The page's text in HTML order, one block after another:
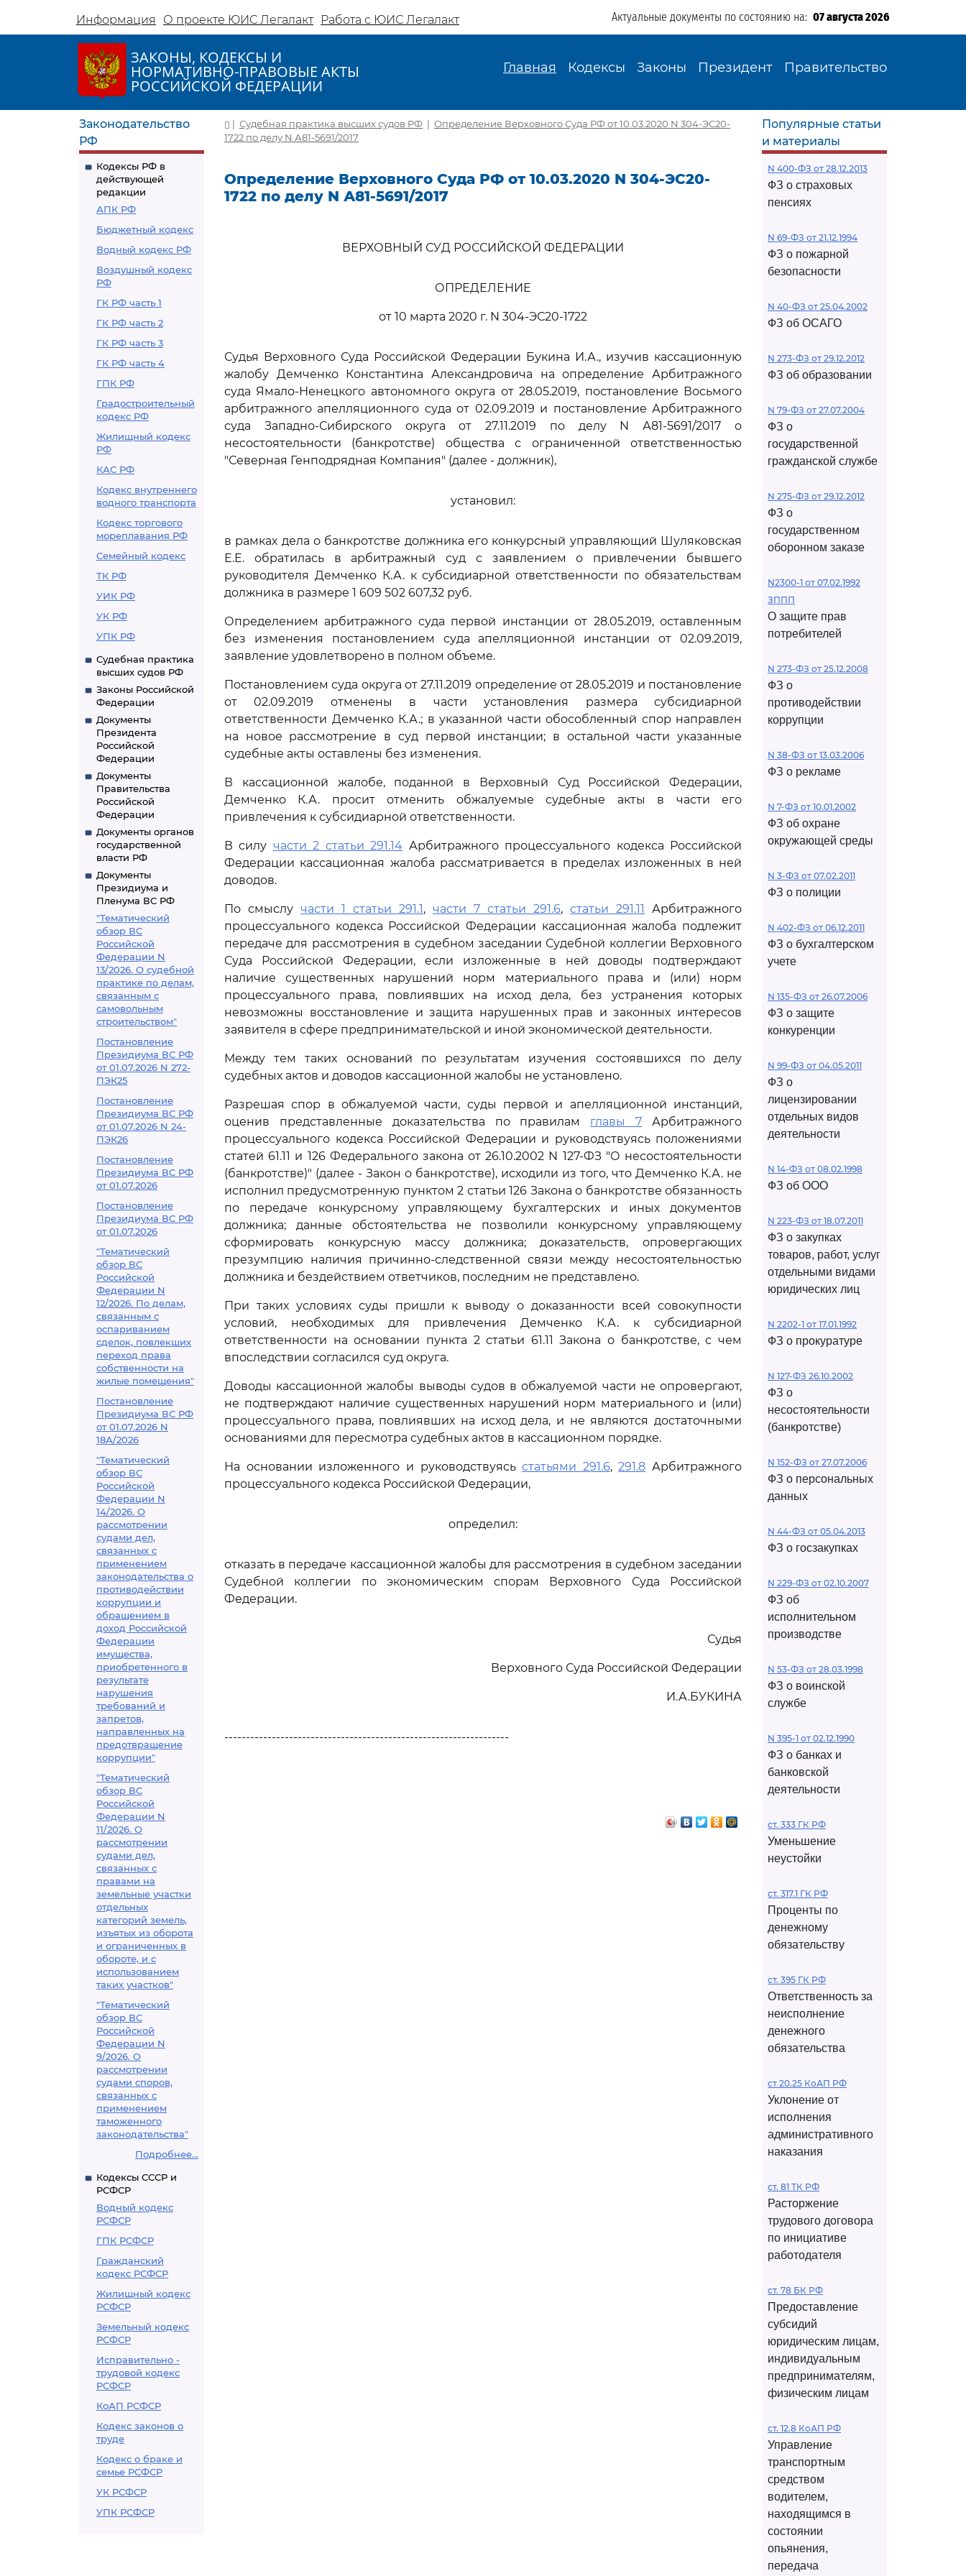
Информация О проекте ЮИС Легалакт Работа с ЮИС Легалакт Актуальные документы по состоянию на: 07 августа 2026
ЗАКОНЫ, КОДЕКСЫ И
НОРМАТИВНО-ПРАВОВЫЕ АКТЫ
РОССИЙСКОЙ ФЕДЕРАЦИИ
Главная Кодексы Законы Президент Правительство
Законодательство
РФ
Кодексы РФ в
действующей
редакции
АПК РФ
Бюджетный кодекс
Водный кодекс РФ
Воздушный кодекс
РФ
ГК РФ часть 1
ГК РФ часть 2
ГК РФ часть 3
ГК РФ часть 4
ГПК РФ
Градостроительный
кодекс РФ
Жилищный кодекс
РФ
КАС РФ
Кодекс внутреннего
водного транспорта
Кодекс торгового
мореплавания РФ
Семейный кодекс
ТК РФ
УИК РФ
УК РФ
УПК РФ
Судебная практика
высших судов РФ
Законы Российской
Федерации
Документы
Президента
Российской
Федерации
Документы
Правительства
Российской
Федерации
Документы органов
государственной
власти РФ
Документы
Президиума и
Пленума ВС РФ
"Тематический
обзор ВС
Российской
Федерации N
13/2026. О судебной
практике по делам,
связанным с
самовольным
строительством"
Постановление
Президиума ВС РФ
от 01.07.2026 N 272-
ПЭК25
Постановление
Президиума ВС РФ
от 01.07.2026 N 24-
ПЭК26
Постановление
Президиума ВС РФ
от 01.07.2026
Постановление
Президиума ВС РФ
от 01.07.2026
"Тематический
обзор ВС
Российской
Федерации N
12/2026. По делам,
связанным с
оспариванием
сделок, повлекших
переход права
собственности на
жилые помещения"
Постановление
Президиума ВС РФ
от 01.07.2026 N
18А/2026
"Тематический
обзор ВС
Российской
Федерации N
14/2026. О
рассмотрении
судами дел,
связанных с
применением
законодательства о
противодействии
коррупции и
обращением в
доход Российской
Федерации
имущества,
приобретенного в
результате
нарушения
требований и
запретов,
направленных на
предотвращение
коррупции"
"Тематический
обзор ВС
Российской
Федерации N
11/2026. О
рассмотрении
судами дел,
связанных с
правами на
земельные участки
отдельных
категорий земель,
изъятых из оборота
и ограниченных в
обороте, и с
использованием
таких участков"
"Тематический
обзор ВС
Российской
Федерации N
9/2026. О
рассмотрении
судами споров,
связанных с
применением
таможенного
законодательства"
Подробнее...
Кодексы СССР и
РСФСР
Водный кодекс
РСФСР
ГПК РСФСР
Гражданский
кодекс РСФСР
Жилищный кодекс
РСФСР
Земельный кодекс
РСФСР
Исправительно -
трудовой кодекс
РСФСР
КоАП РСФСР
Кодекс законов о
труде
Кодекс о браке и
семье РСФСР
УК РСФСР
УПК РСФСР
| Судебная практика высших судов РФ | Определение Верховного Суда РФ от 10.03.2020 N 304-ЭС20-
1722 по делу N А81-5691/2017
Определение Верховного Суда РФ от 10.03.2020 N 304-ЭС20-
1722 по делу N А81-5691/2017
ВЕРХОВНЫЙ СУД РОССИЙСКОЙ ФЕДЕРАЦИИ
ОПРЕДЕЛЕНИЕ
от 10 марта 2020 г. N 304-ЭС20-1722
Судья Верховного Суда Российской Федерации Букина И.А., изучив кассационную
жалобу Демченко Константина Александровича на определение Арбитражного
суда Ямало-Ненецкого автономного округа от 28.05.2019, постановление Восьмого
арбитражного апелляционного суда от 02.09.2019 и постановление Арбитражного
суда Западно-Сибирского округа от 27.11.2019 по делу N А81-5691/2017 о
несостоятельности (банкротстве) общества с ограниченной ответственностью
"Северная Генподрядная Компания" (далее - должник),
установил:
в рамках дела о банкротстве должника его конкурсный управляющий Шуляковская
Е.Е. обратилась в арбитражный суд с заявлением о привлечении бывшего
руководителя Демченко К.А. к субсидиарной ответственности по обязательствам
должника в размере 1 609 502 607,32 руб.
Определением арбитражного суда первой инстанции от 28.05.2019, оставленным
без изменения постановлением суда апелляционной инстанции от 02.09.2019,
заявление удовлетворено в полном объеме.
Постановлением суда округа от 27.11.2019 определение от 28.05.2019 и постановление
от 02.09.2019 отменены в части установления размера субсидиарной
ответственности Демченко К.А.; в указанной части обособленный спор направлен
на новое рассмотрение в суд первой инстанции; в остальной части указанные
судебные акты оставлены без изменения.
В кассационной жалобе, поданной в Верховный Суд Российской Федерации,
Демченко К.А. просит отменить обжалуемые судебные акты в части его
привлечения к субсидиарной ответственности.
В силу части 2 статьи 291.14 Арбитражного процессуального кодекса Российской
Федерации кассационная жалоба рассматривается в пределах изложенных в ней
доводов.
По смыслу части 1 статьи 291.1, части 7 статьи 291.6, статьи 291.11
Арбитражного
процессуального кодекса Российской Федерации кассационная жалоба подлежит
передаче для рассмотрения в судебном заседании Судебной коллегии Верховного
Суда Российской Федерации, если изложенные в ней доводы подтверждают
наличие существенных нарушений норм материального права и (или) норм
процессуального права, повлиявших на исход дела, без устранения которых
невозможны восстановление и защита нарушенных прав и законных интересов
заявителя в сфере предпринимательской и иной экономической деятельности.
Между тем таких оснований по результатам изучения состоявшихся по делу
судебных актов и доводов кассационной жалобы не установлено.
Разрешая спор в обжалуемой части, суды первой и апелляционной инстанций,
оценив представленные доказательства по правилам главы 7 Арбитражного
процессуального кодекса Российской Федерации и руководствуясь положениями
статей 61.11 и 126 Федерального закона от 26.10.2002 N 127-ФЗ "О несостоятельности
(банкротстве)" (далее - Закон о банкротстве), исходили из того, что Демченко К.А. не
исполнил предусмотренную пунктом 2 статьи 126 Закона о банкротстве обязанность
по передаче конкурсному управляющему бухгалтерских и иных документов
должника; данные обстоятельства не позволили конкурсному управляющему
сформировать конкурсную массу должника; доказательств, опровергающих
презумпцию наличия причинно-следственной связи между несостоятельностью
должника и бездействием ответчиков, последним не представлено.
При таких условиях суды пришли к выводу о доказанности всей совокупности
условий, необходимых для привлечения Демченко К.А. к субсидиарной
ответственности на основании пункта 2 статьи 61.11 Закона о банкротстве, с чем
впоследствии согласился суд округа.
Доводы кассационной жалобы выводы судов в обжалуемой части не опровергают,
не подтверждают наличие существенных нарушений норм материального и (или)
процессуального права, повлиявших на исход дела, и не являются достаточными
основаниями для пересмотра судебных актов в кассационном порядке.
На основании изложенного и руководствуясьстатьями 291.6,291.8 Арбитражного
процессуального кодекса Российской Федерации,
определил:
отказать в передаче кассационной жалобы для рассмотрения в судебном заседании
Судебной коллегии по экономическим спорам Верховного Суда Российской
Федерации.
Судья
Верховного Суда Российской Федерации
И.А.БУКИНА
------------------------------------------------------------------
Популярные статьи
и материалы
N 400-ФЗ от 28.12.2013
ФЗ о страховых
пенсиях
N 69-ФЗ от 21.12.1994
ФЗ о пожарной
безопасности
N 40-ФЗ от 25.04.2002
ФЗ об ОСАГО
N 273-ФЗ от 29.12.2012
ФЗ об образовании
N 79-ФЗ от 27.07.2004
ФЗ о
государственной
гражданской службе
N 275-ФЗ от 29.12.2012
ФЗ о
государственном
оборонном заказе
N2300-1 от 07.02.1992
ЗППП
О защите прав
потребителей
N 273-ФЗ от 25.12.2008
ФЗ о
противодействии
коррупции
N 38-ФЗ от 13.03.2006
ФЗ о рекламе
N 7-ФЗ от 10.01.2002
ФЗ об охране
окружающей среды
N 3-ФЗ от 07.02.2011
ФЗ о полиции
N 402-ФЗ от 06.12.2011
ФЗ о бухгалтерском
учете
N 135-ФЗ от 26.07.2006
ФЗ о защите
конкуренции
N 99-ФЗ от 04.05.2011
ФЗ о
лицензировании
отдельных видов
деятельности
N 14-ФЗ от 08.02.1998
ФЗ об ООО
N 223-ФЗ от 18.07.2011
ФЗ о закупках
товаров, работ, услуг
отдельными видами
юридических лиц
N 2202-1 от 17.01.1992
ФЗ о прокуратуре
N 127-ФЗ 26.10.2002
ФЗ о
несостоятельности
(банкротстве)
N 152-ФЗ от 27.07.2006
ФЗ о персональных
данных
N 44-ФЗ от 05.04.2013
ФЗ о госзакупках
N 229-ФЗ от 02.10.2007
ФЗ об
исполнительном
производстве
N 53-ФЗ от 28.03.1998
ФЗ о воинской
службе
N 395-1 от 02.12.1990
ФЗ о банках и
банковской
деятельности
ст. 333 ГК РФ
Уменьшение
неустойки
ст. 317.1 ГК РФ
Проценты по
денежному
обязательству
ст. 395 ГК РФ
Ответственность за
неисполнение
денежного
обязательства
ст 20.25 КоАП РФ
Уклонение от
исполнения
административного
наказания
ст. 81 ТК РФ
Расторжение
трудового договора
по инициативе
работодателя
ст. 78 БК РФ
Предоставление
субсидий
юридическим лицам,
индивидуальным
предпринимателям,
физическим лицам
ст. 12.8 КоАП РФ
Управление
транспортным
средством
водителем,
находящимся в
состоянии
опьянения,
передача